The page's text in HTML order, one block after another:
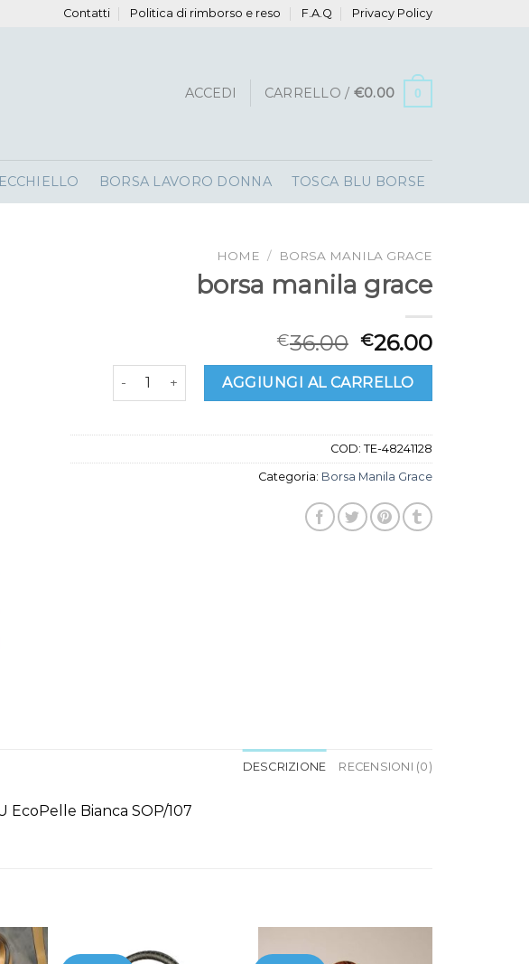
Contatti Politica di rimborso e reso F.A.Q Privacy Policy
ACCEDI CARRELLO / €0.00 0
BORSA LAVORO DONNA TOSCA BLU BORSE
HOME / BORSA MANILA GRACE
borsa manila grace
€36.00 €26.00
borsa manila grace quantitàAGGIUNGI AL CARRELLO
COD: TE-48241128
Categoria: Borsa Manila Grace
DESCRIZIONE RECENSIONI (0)
EcoPelle Bianca SOP/107